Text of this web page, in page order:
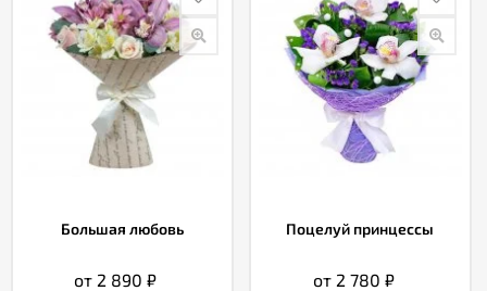
Большая любовь
от 2 890₽
Поцелуй принцессы
от 2 780 ₽